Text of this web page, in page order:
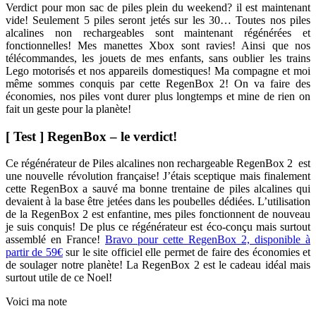
Verdict pour mon sac de piles plein du weekend? il est maintenant
vide! Seulement 5 piles seront jetés sur les 30… Toutes nos piles
alcalines non rechargeables sont maintenant régénérées et
fonctionnelles! Mes manettes Xbox sont ravies! Ainsi que nos
télécommandes, les jouets de mes enfants, sans oublier les trains
Lego motorisés et nos appareils domestiques! Ma compagne et moi
même sommes conquis par cette RegenBox 2! On va faire des
économies, nos piles vont durer plus longtemps et mine de rien on
fait un geste pour la planète!
[ Test ] RegenBox – le verdict!
Ce régénérateur de Piles alcalines non rechargeable RegenBox 2 est
une nouvelle révolution française! J’étais sceptique mais finalement
cette RegenBox a sauvé ma bonne trentaine de piles alcalines qui
devaient à la base être jetées dans les poubelles dédiées. L’utilisation
de la RegenBox 2 est enfantine, mes piles fonctionnent de nouveau
je suis conquis! De plus ce régénérateur est éco-conçu mais surtout
assemblé en France! Bravo pour cette RegenBox 2, disponible à
partir de 59€sur le site officiel elle permet de faire des économies et
de soulager notre planète! La RegenBox 2 est le cadeau idéal mais
surtout utile de ce Noel!
Voici ma note